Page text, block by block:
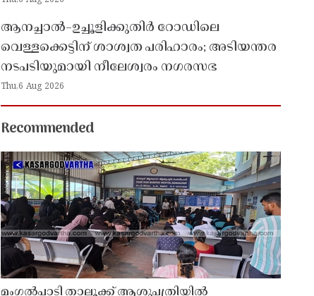
ആനച്ചാൽ–ഉച്ചൂളിക്കുതിർ റോഡിലെ
വെള്ളക്കെട്ടിന് ശാശ്വത പരിഹാരം; അടിയന്തര
നടപടിയുമായി നീലേശ്വരം നഗരസഭ
Thu,6 Aug 2026
Recommended
മംഗൽപാടി താലൂക്ക് ആശുപത്രിയിൽ